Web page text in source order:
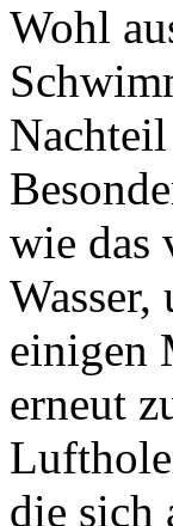
Wohl
wie das
einigen
erneut
die sich